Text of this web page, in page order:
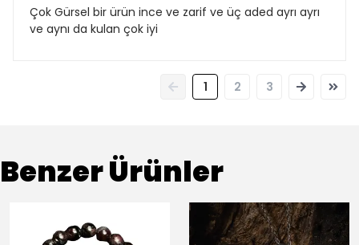
Çok Gürsel bir ürün ince ve zarif ve üç aded ayrı ayrı
ve aynı da kulan çok iyi
1 2 3
Benzer Ürünler